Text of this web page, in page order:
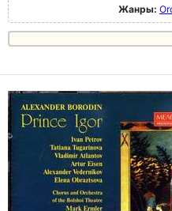
Жанры: